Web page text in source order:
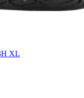
XL